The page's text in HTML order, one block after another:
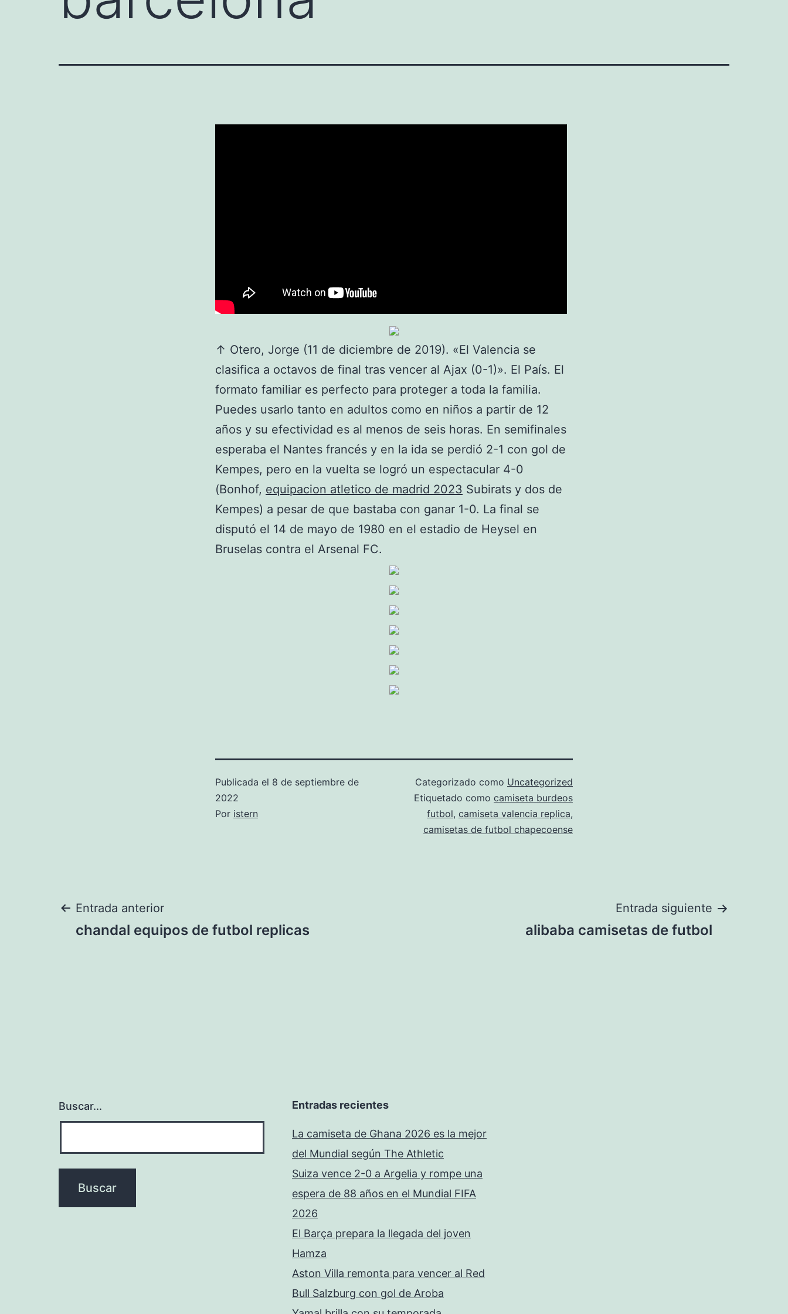
↑ Otero, Jorge (11 de diciembre de 2019). «El Valencia se
clasifica a octavos de final tras vencer al Ajax (0-1)». El País. El
formato familiar es perfecto para proteger a toda la familia.
Puedes usarlo tanto en adultos como en niños a partir de 12
años y su efectividad es al menos de seis horas. En semifinales
esperaba el Nantes francés y en la ida se perdió 2-1 con gol de
Kempes, pero en la vuelta se logró un espectacular 4-0
(Bonhof, equipacion atletico de madrid 2023 Subirats y dos de
Kempes) a pesar de que bastaba con ganar 1-0. La final se
disputó el 14 de mayo de 1980 en el estadio de Heysel en
Bruselas contra el Arsenal FC.
Publicada el 8 de septiembre de
2022
Por istern
Categorizado como Uncategorized
Etiquetado como camiseta burdeos
futbol, camiseta valencia replica,
camisetas de futbol chapecoense
Navegación
Entrada anterior
chandal equipos de futbol replicas
Entrada siguiente
alibaba camisetas de futbol
Buscar... Entradas recientes
La camiseta de Ghana 2026 es la mejor
del Mundial según The Athletic
Suiza vence 2-0 a Argelia y rompe una
espera de 88 años en el Mundial FIFA
2026
El Barça prepara la llegada del joven
Hamza
Aston Villa remonta para vencer al Red
Bull Salzburg con gol de Aroba